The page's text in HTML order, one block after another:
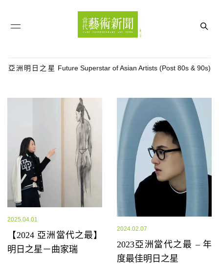
亞洲明日之星 Future Superstar of Asian Artists (Post 80s & 90s)
2025.04.01
【2024 亞洲當代之最】
明日之星－曲家瑞
2024.02.07
2023亞洲當代之最 – 年
度最佳明日之星